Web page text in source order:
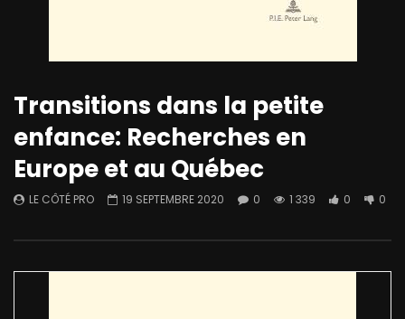
Transitions dans la petite
enfance: Recherches en
Europe et au Québec
LE CÔTÉ PRO 19 SEPTEMBRE 2020 0 1 339 0 0